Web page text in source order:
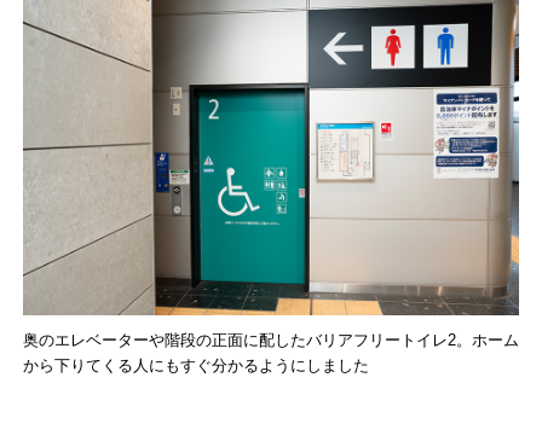
奥のエレベーターや階段の正面に配したバリアフリートイレ2。ホーム
から下りてくる人にもすぐ分かるようにしました